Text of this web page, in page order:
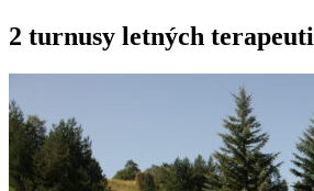
2 turnusy letných